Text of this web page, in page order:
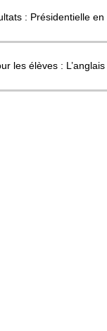
: Présidentielle en
les élèves : L’anglais